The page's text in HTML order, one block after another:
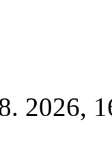
2026,